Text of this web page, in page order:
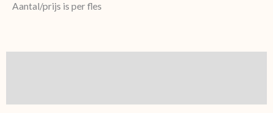
Aantal/prijs is per fles